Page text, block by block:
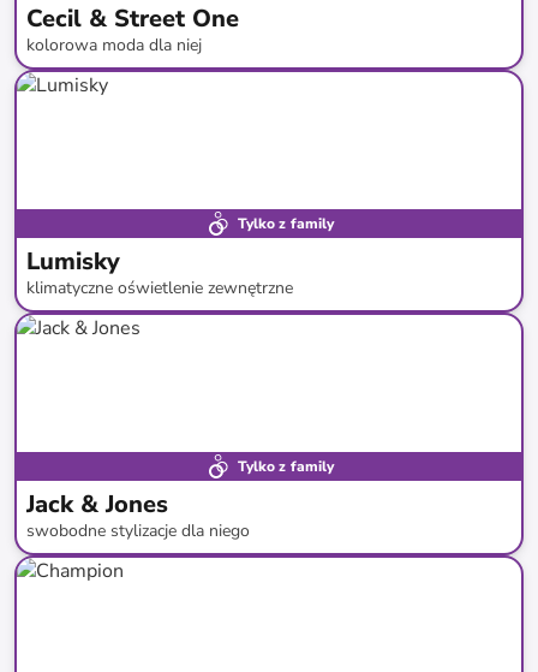
Cecil & Street One
kolorowa moda dla niej
do-44%*
Tylko z family
Lumisky
klimatyczne oświetlenie zewnętrzne
do- 78 %*
Tylko z family
Jack & Jones
swobodne stylizacje dla niego
do-50%*